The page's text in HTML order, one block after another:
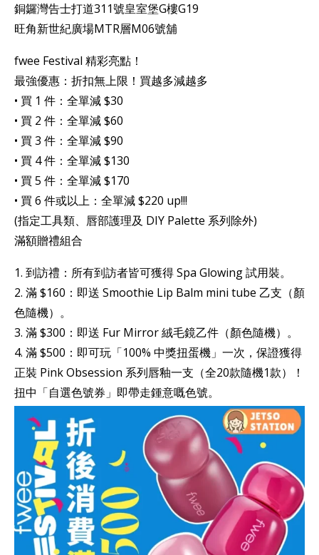
銅鑼灣告士打道311號皇室堡G樓G19
旺角新世紀廣場MTR層M06號舖
fwee Festival 精彩亮點！
最強優惠：折扣無上限！買越多減越多
• 買 1 件：全單減 $30
• 買 2 件：全單減 $60
• 買 3 件：全單減 $90
• 買 4 件：全單減 $130
• 買 5 件：全單減 $170
• 買 6 件或以上：全單減 $220 up!!!
(指定工具類、唇部護理及 DIY Palette 系列除外)
滿額贈禮組合
1. 到訪禮：所有到訪者皆可獲得 Spa Glowing 試用裝。
2. 滿 $160：即送 Smoothie Lip Balm mini tube 乙支（顏
色隨機）。
3. 滿 $300：即送 Fur Mirror 絨毛鏡乙件（顏色隨機）。
4. 滿 $500：即可玩「100% 中獎扭蛋機」一次，保證獲得
正裝 Pink Obsession 系列唇釉一支（全20款隨機1款）！
扭中「自選色號券」即帶走鍾意嘅色號。